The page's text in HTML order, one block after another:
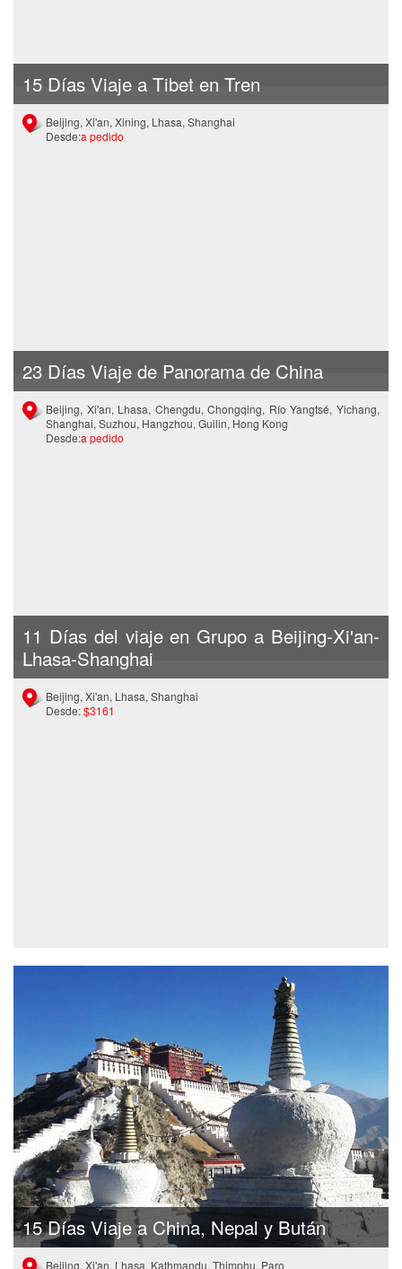
15 Días Viaje a Tibet en Tren
Beijing, Xi'an, Xining, Lhasa, Shanghai
Desde:a pedido
23 Días Viaje de Panorama de China
Beijing, Xi'an, Lhasa, Chengdu, Chongqing, Río Yangtsé, Yichang,
Shanghai, Suzhou, Hangzhou, Guilin, Hong Kong
Desde:a pedido
11 Días del viaje en Grupo a Beijing-Xi'an-
Lhasa-Shanghai
Beijing, Xi'an, Lhasa, Shanghai
Desde:$3161
15 Días Viaje a China, Nepal y Bután
Beijing, Xi'an, Lhasa, Kathmandu, Thimphu, Paro